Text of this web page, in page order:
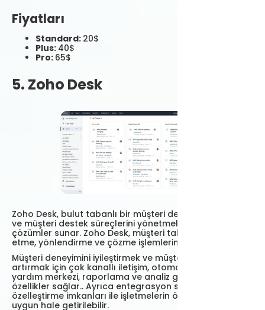
Fiyatları
Standard: 20$
Plus: 40$
Pro: 65$
5. Zoho Desk
Zoho Desk, bulut tabanlı bir müşteri destek yazılımıdır
ve müşteri destek süreçlerini yönetmek için kapsamlı
çözümler sunar. Zoho Desk, müşteri taleplerini takip
etme, yönlendirme ve çözme işlemlerini kolaylaştırır.
Müşteri deneyimini iyileştirmek ve müşteri memnuniyetini
artırmak için çok kanallı iletişim, otomasyon, self-servis
yardım merkezi, raporlama ve analiz gibi çeşitli
özellikler sağlar.. Ayrıca entegrasyon seçenekleri ve
özelleştirme imkanları ile işletmelerin özel ihtiyaçlarına
uygun hale getirilebilir.